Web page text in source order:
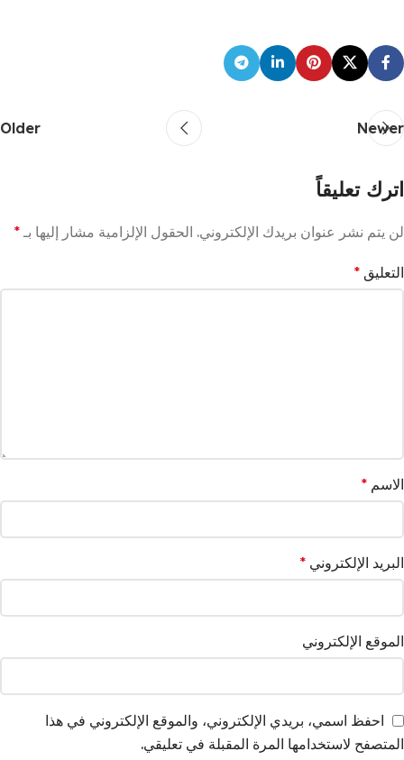
Newer
Older
اترك تعليقاً
لن يتم نشر عنوان بريدك الإلكتروني. الحقول الإلزامية مشار إليها بـ *
التعليق *
الاسم *
البريد الإلكتروني *
الموقع الإلكتروني
احفظ اسمي، بريدي الإلكتروني، والموقع الإلكتروني في هذا
المتصفح لاستخدامها المرة المقبلة في تعليقي.